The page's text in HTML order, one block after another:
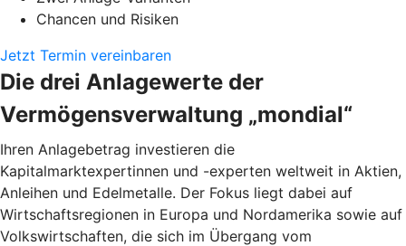
Chancen und Risiken
Jetzt Termin vereinbaren
Die drei Anlagewerte der
Vermögensverwaltung „mondial“
Ihren Anlagebetrag investieren die
Kapitalmarktexpertinnen und -experten weltweit in Aktien,
Anleihen und Edelmetalle. Der Fokus liegt dabei auf
Wirtschaftsregionen in Europa und Nordamerika sowie auf
Volkswirtschaften, die sich im Übergang vom